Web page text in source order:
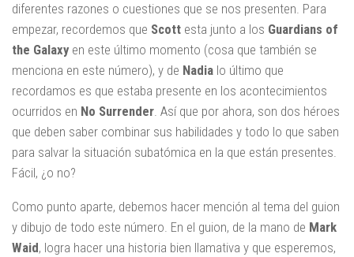
diferentes razones o cuestiones que se nos presenten. Para
empezar, recordemos que Scott esta junto a los Guardians of
the Galaxy en este último momento (cosa que también se
menciona en este número), y de Nadia lo último que
recordamos es que estaba presente en los acontecimientos
ocurridos en No Surrender. Así que por ahora, son dos héroes
que deben saber combinar sus habilidades y todo lo que saben
para salvar la situación subatómica en la que están presentes.
Fácil, ¿o no?
Como punto aparte, debemos hacer mención al tema del guion
y dibujo de todo este número. En el guion, de la mano de Mark
Waid, logra hacer una historia bien llamativa y que esperemos,